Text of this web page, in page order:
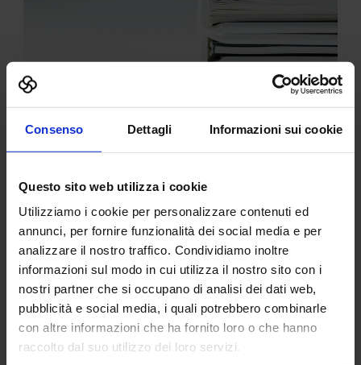
Consenso Dettagli Informazioni sui cookie
Questo sito web utilizza i cookie
Utilizziamo i cookie per personalizzare contenuti ed
annunci, per fornire funzionalità dei social media e per
analizzare il nostro traffico. Condividiamo inoltre
informazioni sul modo in cui utilizza il nostro sito con i
nostri partner che si occupano di analisi dei dati web,
pubblicità e social media, i quali potrebbero combinarle
con altre informazioni che ha fornito loro o che hanno
raccolto dal suo utilizzo dei loro servizi.
La gestione autenticamente digitalizzata dei
identitarie dei profili committenti e progettuali
Il modo in cui si sta introducendo, nel nostro Paese, il
rivelatore, da parte della committenza (non solo) pubblica,
di una difficoltà che, oltre a essere operativa,
èconcettuale.
Si assiste spesso, infatti, a una prima fase, a uno o a due
stadi, in cui i candidati sono chiamati, pur in presenza